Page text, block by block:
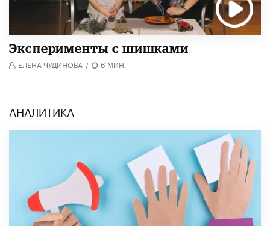
Эксперименты с шишками
ЕЛЕНА ЧУДИНОВА / 6 МИН.
АНАЛИТИКА